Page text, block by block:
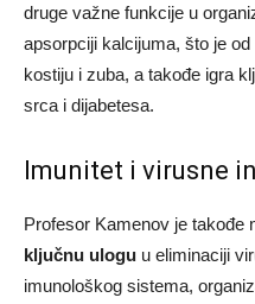
druge važne funkcije u
apsorpciji kalcijuma, što je
kostiju i zuba, a takođe igra
srca i dijabetesa.
Imunitet i virusne
Profesor Kamenov je takođe
ključnu ulogu u eliminaciji
imunološkog sistema,